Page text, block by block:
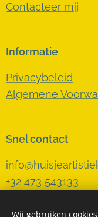
Contacteer mij
Informatie
Privacybeleid
Algemene
Snel contact
+32 473 543133
Wij gebruiken